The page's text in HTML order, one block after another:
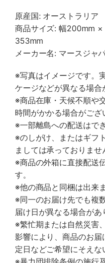
原産国: オーストラリア
商品サイズ: 幅200mm
353mm
メーカー名: マースジャ
※写真はイメージです。
ケージなどが異なる場合
※商品在庫・天候不順や
時間がかかる場合がござ
※一部離島への配送はで
※のしがけ、またはギフ
ましては承っておりませ
※商品の外箱に直接配送
す。
※他の商品と同梱は出来
※同一のお届け先でも複
届け日が異なる場合があ
※繁忙期または自然災害
影響により、商品のお
定日などご希望にそえな